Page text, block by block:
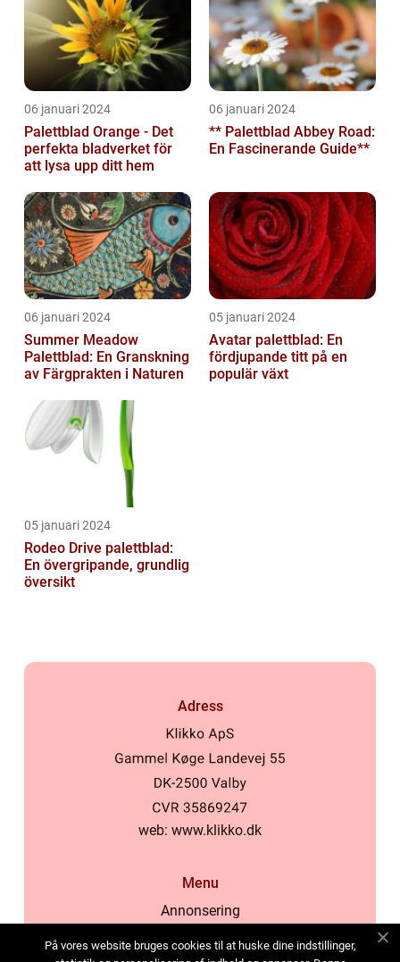
06 januari 2024
Palettblad Orange - Det
perfekta bladverket för
att lysa upp ditt hem
06 januari 2024
** Palettblad Abbey Road:
En Fascinerande Guide**
06 januari 2024
Summer Meadow
Palettblad: En Granskning
av Färgprakten i Naturen
05 januari 2024
Avatar palettblad: En
fördjupande titt på en
populär växt
05 januari 2024
Rodeo Drive palettblad:
En övergripande, grundlig
översikt
Adress
web: www.klikko.dk
Menu
Annonsering
På vores website bruges cookies til at huske dine indstillinger,